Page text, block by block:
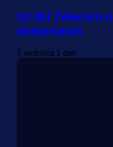
Uz BH Telecom
domovinom
1 sedmica 3 dan